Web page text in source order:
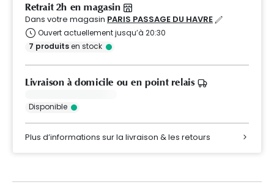
Retrait 2h en magasin
Dans votre magasin PARIS PASSAGE DU HAVRE
Ouvert actuellement jusqu’à 20:30
7 produitsen stock
Livraison à domicile ou en point relais
Disponible
Plus d’informations sur la livraison & les retours